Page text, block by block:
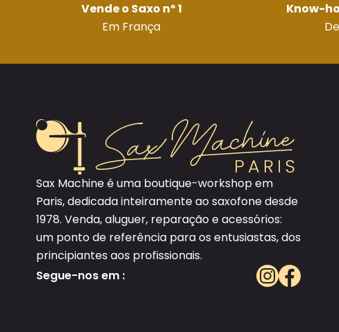
Vende o Saxo nº 1
Em França
Know-
Sax Machine é uma boutique-workshop em
Paris, dedicada inteiramente ao saxofone desde
1978. Venda, aluguer, reparação e acessórios:
um ponto de referência para os entusiastas, dos
principiantes aos profissionais.
Segue-nos em :